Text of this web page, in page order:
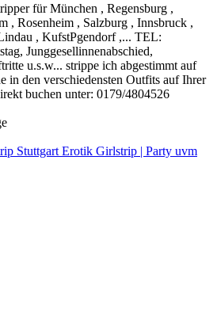
für München , Regensburg ,
, Rosenheim , Salzburg , Innsbruck ,
, KufstPgendorf ,... TEL:
Junggesellinnenabschied,
u.s.w... strippe ich abgestimmt auf
in den verschiedensten Outfits auf Ihrer
buchen unter: 0179/4804526
Stuttgart Erotik Girlstrip | Party uvm